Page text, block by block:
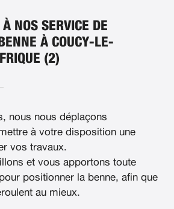
NOS SERVICE DE
À COUCY-LE-
(2)
nous nous déplaçons
à votre disposition une
vos travaux.
et vous apportons toute
positionner la benne, afin que
au mieux.